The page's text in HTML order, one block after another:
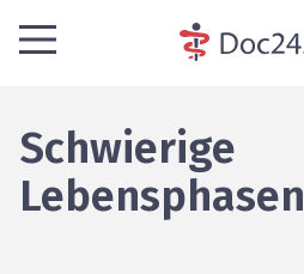
Schwierige
Lebensphasen